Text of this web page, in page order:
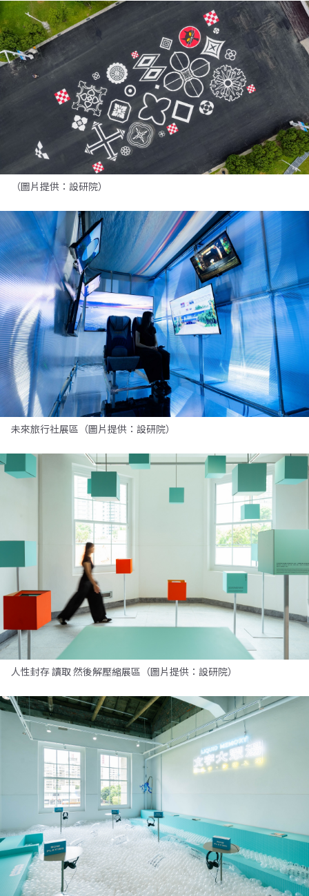
（圖片提供：設研院）
未來旅行社展區（圖片提供：設研院）
人性封存 讀取 然後解壓縮展區（圖片提供：設研院）